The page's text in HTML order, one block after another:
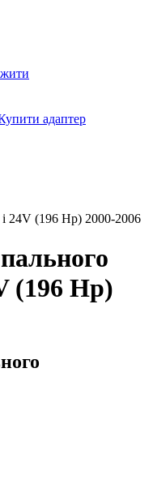
адаптер
24V (196 Hp) 2000-2006
(196 Hp)